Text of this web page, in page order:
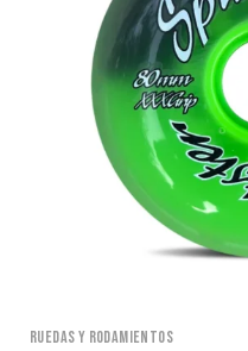
Ruedas y Rodamientos